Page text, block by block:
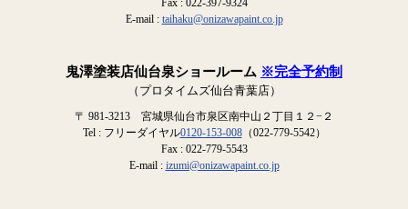
E-mail : taihaku@onizawapaint.co.jp
鬼澤塗装店仙台泉ショールーム ※完全予約制
（プロタイムズ仙台青葉店）
〒 981-3213 宮城県仙台市泉区南中山２丁目１２−２
Tel : フリーダイヤル0120-153-008（022-779-5542）
Fax : 022-779-5543
E-mail : izumi@onizawapaint.co.jp